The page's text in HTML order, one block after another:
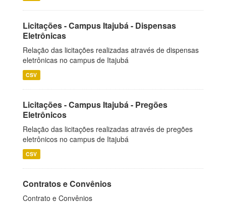
Licitações - Campus Itajubá - Dispensas
Eletrônicas
Relação das licitações realizadas através de dispensas
eletrônicas no campus de Itajubá
CSV
Licitações - Campus Itajubá - Pregões
Eletrônicos
Relação das licitações realizadas através de pregões
eletrônicos no campus de Itajubá
CSV
Contratos e Convênios
Contrato e Convênios